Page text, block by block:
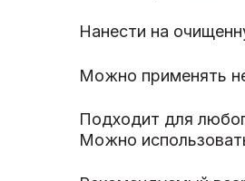
Нанести на
Можно применять
Подходит для
Можно